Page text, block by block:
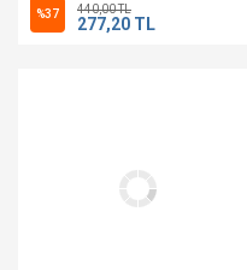
%37 440,00 TL
277,20 TL